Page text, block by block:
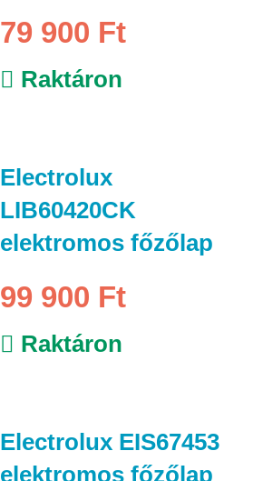
79 900 Ft
Raktáron
Electrolux
LIB60420CK
elektromos főzőlap
99 900 Ft
Raktáron
Electrolux EIS67453
elektromos főzőlap